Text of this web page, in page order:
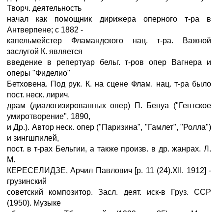
Творч. деятельность
начал как помощник дирижера оперного т-ра в
Антверпене; с 1882 -
капельмейстер Фламандского нац. т-ра. Важной
заслугой К. является
введение в репертуар бельг. т-ров опер Вагнера и
оперы "Фиделио"
Бетховена. Под рук. К. на сцене Флам. нац. т-ра было
пост. неск. лирич.
драм (диалогизированных опер) П. Бенуа ("Гентское
умиротворение", 1890,
и Др.). Автор неск. опер ("Паризина", "Гамлет", "Ролла")
и зингшпилей,
пост. в т-рах Бельгии, а также произв. в др. жанрах. Л.
М.
КЕРЕСЕЛИДЗЕ, Арчил Павлович [р. 11 (24).XII. 1912] -
грузинский
советский композитор. Засл. деят. иск-в Груз. ССР
(1950). Музыке